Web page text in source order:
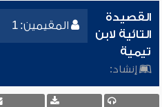
المقيمين: 1
القصيدة
التائية لابن
تيمية
إنشاد: